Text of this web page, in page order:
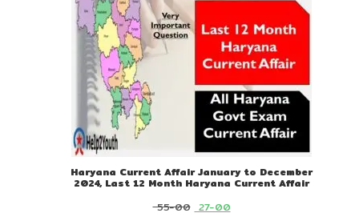
Haryana Current Affair January to December
2024, Last 12 Month Haryana Current Affair
55-00 Original
27-00Current